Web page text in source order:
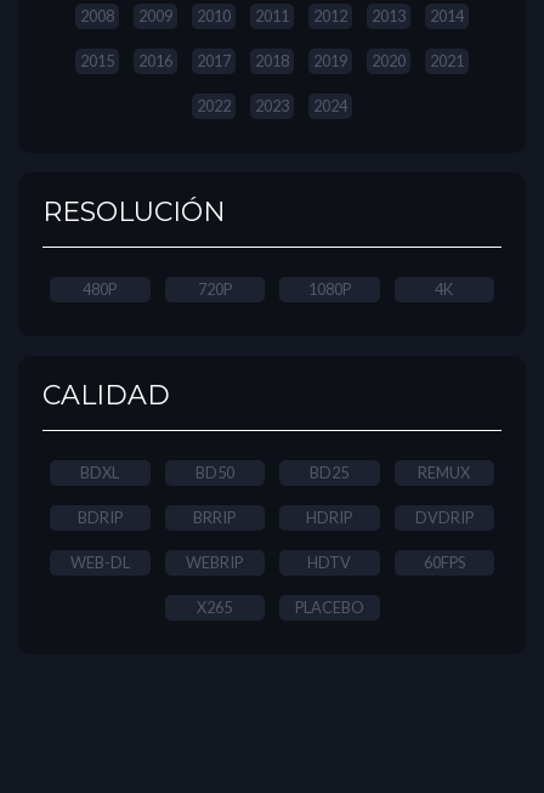
2008 2009 2010 2011 2012 2013 2014
2015 2016 2017 2018 2019 2020 2021
2022 2023 2024
RESOLUCIÓN
480P 720P 1080P 4K
CALIDAD
BDXL BD50 BD25 REMUX
BDRIP BRRIP HDRIP DVDRIP
WEB-DL WEBRIP HDTV 60FPS
X265 PLACEBO